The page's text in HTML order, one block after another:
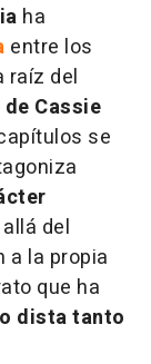
ha
entre los
raíz del
Cassie
se
del
a la propia
que ha
dista tanto